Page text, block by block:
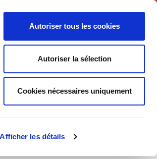
Afficher les détails
Autoriser tous les cookies
Autoriser la sélection
Cookies nécessaires uniquement